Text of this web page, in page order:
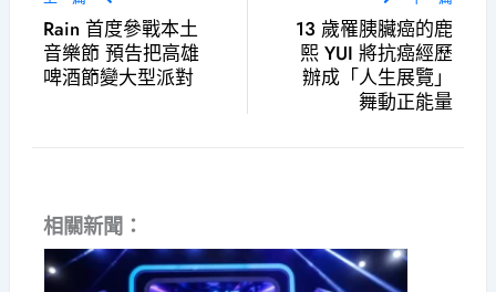
Rain 首度參戰本土
音樂節 預告把高雄
啤酒節變大型派對
13 歲罹胰臟癌的鹿
熙 YUI 將抗癌經歷
辦成「人生展覽」
舞動正能量
相關新聞：